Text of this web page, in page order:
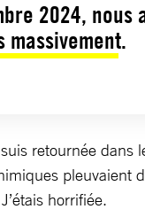
2024, nous
retournée
horrifiée.